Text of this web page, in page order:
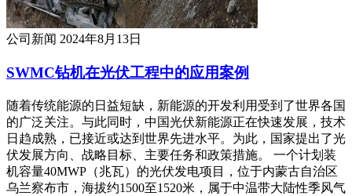
公司新闻 2024年8月13日
SWMC钻机在光伏工程中的应用案例
随着传统能源的日益短缺，新能源的开发利用受到了世界各国
的广泛关注。与此同时，中国光伏新能源正在快速发展，技术
日趋成熟，已接近或达到世界先进水平。为此，国家提出了光
伏发展方向、战略目标、主要任务和政策措施。 一个计划装
机容量40MWP（兆瓦）的光伏发电项目，位于内蒙古自治区
乌兰察布市，海拔约1500至1520米，属于中温带大陆性季风气